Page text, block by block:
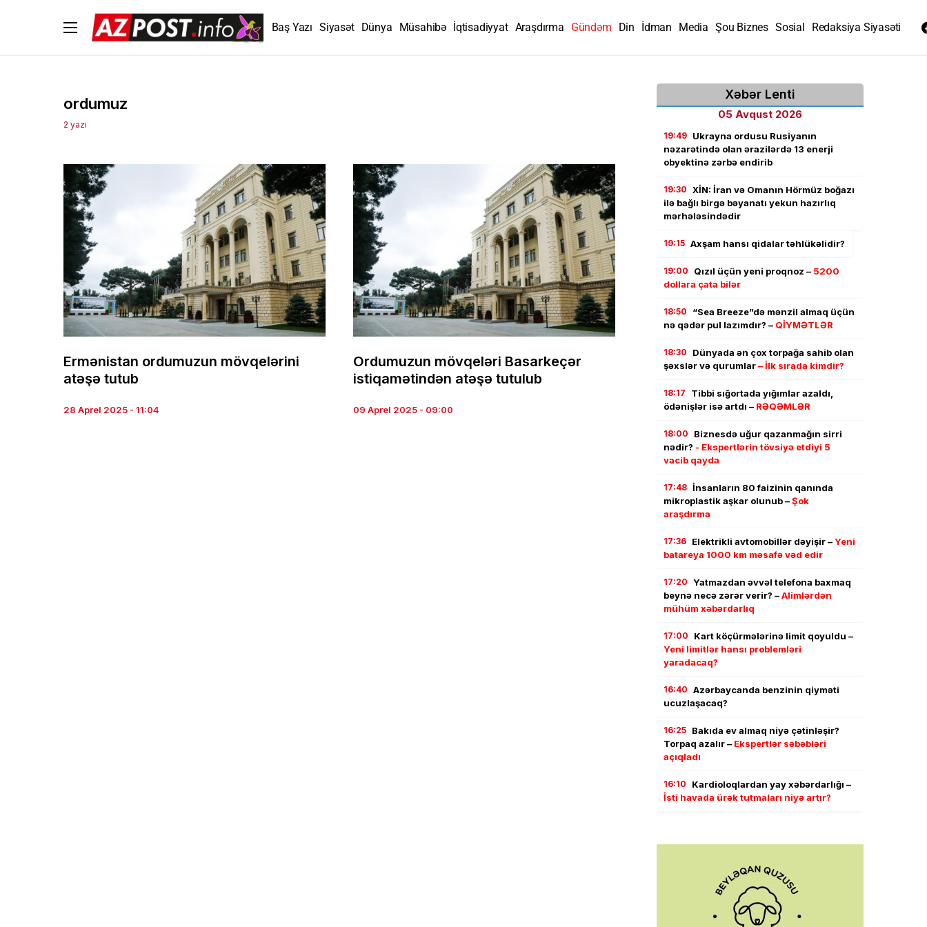
Baş Yazı Siyasət Dünya Müsahibə İqtisadiyyat Araşdırma Gündəm Din İdman Media Şou Biznes Sosial Redaksiya Siyasəti
ordumuz
2 yazı
Ermənistan ordumuzun mövqelərini
atəşə tutub
28 Aprel 2025 - 11:04
Ordumuzun mövqeləri Basarkeçər
istiqamətindən atəşə tutulub
09 Aprel 2025 - 09:00
Xəbər Lenti
05 Avqust 2026
19:49 Ukrayna ordusu Rusiyanın
nəzarətində olan ərazilərdə 13 enerji
obyektinə zərbə endirib
19:30 XİN: İran və Omanın Hörmüz boğazı
ilə bağlı birgə bəyanatı yekun hazırlıq
mərhələsindədir
19:15 Axşam hansı qidalar təhlükəlidir?
19:00 Qızıl üçün yeni proqnoz – 5200
dollara çata bilər
18:50
“Sea Breeze”də mənzil almaq üçün
nə qədər pul lazımdır? – QİYMƏTLƏR
18:30
Dünyada ən çox torpağa sahib olan
şəxslər və qurumlar– İlk sırada kimdir?
18:17
Tibbi sığortada yığımlar azaldı,
ödənişlər isə artdı – RƏQƏMLƏR
18:00
Biznesdə uğur qazanmağın sirri
nədir? - Ekspertlərin tövsiyə etdiyi 5
vacib qayda
17:48 İnsanların 80 faizinin qanında
mikroplastik aşkar olunub –Şok
araşdırma
17:36 Elektrikli avtomobillər dəyişir –Yeni
batareya 1000 km məsafə vəd edir
17:20 Yatmazdan əvvəl telefona baxmaq
beynə necə zərər verir? –Alimlərdən
mühüm xəbərdarlıq
17:00
Kart köçürmələrinə limit qoyuldu –
Yeni limitlər hansı problemləri
yaradacaq?
16:40 Azərbaycanda benzinin qiyməti
ucuzlaşacaq?
16:25 Bakıda ev almaq niyə çətinləşir?
Torpaq azalır – Ekspertlər səbəbləri
açıqladı
16:10
Kardioloqlardan yay xəbərdarlığı –
İsti havada ürək tutmaları niyə artır?